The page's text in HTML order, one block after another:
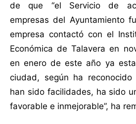
de que “el Servicio de
empresas del Ayuntamiento
empresa contactó con el
Económica de Talavera en
en enero de este año ya
ciudad, según ha reconocido
han sido facilidades, ha sido
favorable e inmejorable”, ha